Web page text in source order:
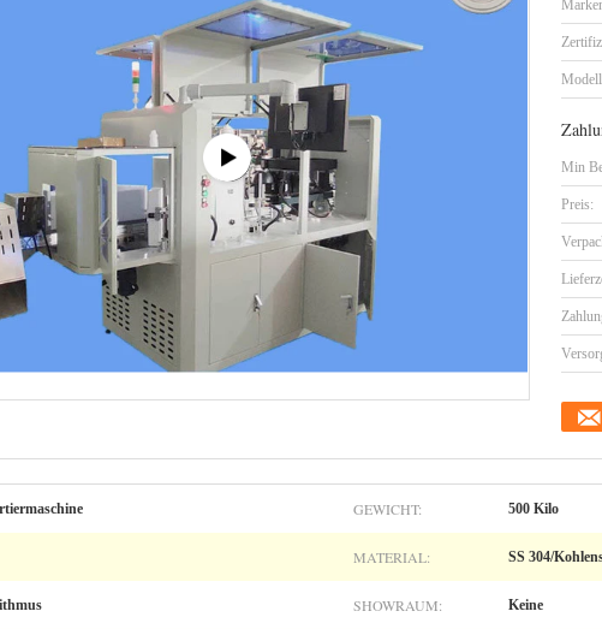
Min
Preis:
GEWICHT: 500 Kilo
MATERIAL: SS 304/
SHOWRAUM: Keine